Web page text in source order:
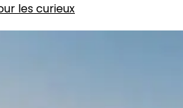
les curieux